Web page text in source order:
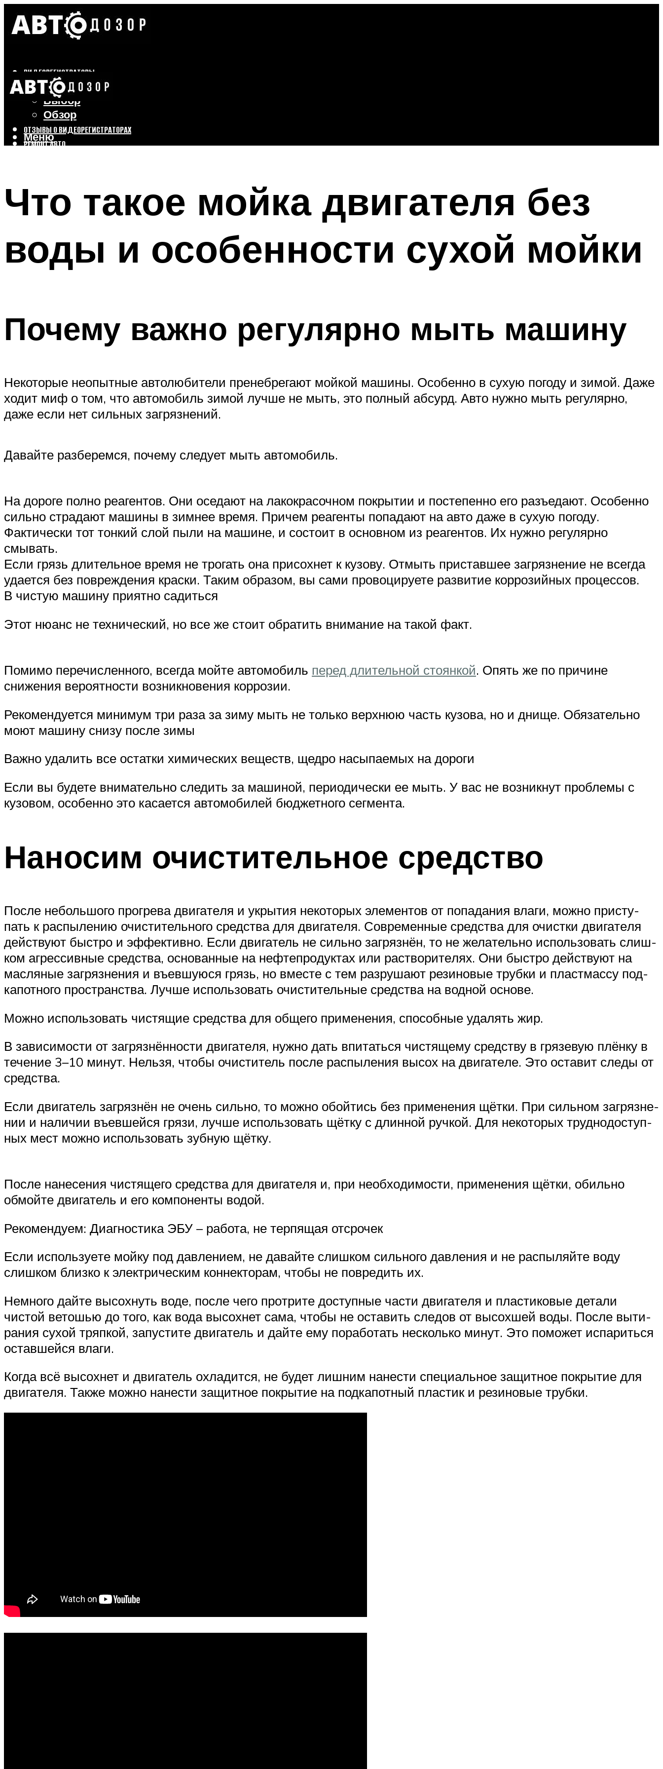
ВИДЕОРЕГИСТРАТОРЫ
Бренды
Выбор
Обзор
ОТЗЫВЫ О ВИДЕОРЕГИСТРАТОРАХ
РЕМОНТ АВТО
Меню
Меню
Что такое мойка двигателя без
воды и особенности сухой мойки
Почему важно регулярно мыть машину
Некоторые неопытные автолюбители пренебрегают мойкой машины. Особенно в сухую погоду и зимой. Даже
ходит миф о том, что автомобиль зимой лучше не мыть, это полный абсурд. Авто нужно мыть регулярно,
даже если нет сильных загрязнений.
Давайте разберемся, почему следует мыть автомобиль.
На дороге полно реагентов. Они оседают на лакокрасочном покрытии и постепенно его разъедают. Особенно
сильно страдают машины в зимнее время. Причем реагенты попадают на авто даже в сухую погоду.
Фактически тот тонкий слой пыли на машине, и состоит в основном из реагентов. Их нужно регулярно
смывать.
Если грязь длительное время не трогать она присохнет к кузову. Отмыть приставшее загрязнение не всегда
удается без повреждения краски. Таким образом, вы сами провоцируете развитие коррозийных процессов.
В чистую машину приятно садиться
Этот нюанс не технический, но все же стоит обратить внимание на такой факт.
Помимо перечисленного, всегда мойте автомобиль перед длительной стоянкой. Опять же по причине
снижения вероятности возникновения коррозии.
Рекомендуется минимум три раза за зиму мыть не только верхнюю часть кузова, но и днище. Обязательно
моют машину снизу после зимы
Важно удалить все остатки химических веществ, щедро насыпаемых на дороги
Если вы будете внимательно следить за машиной, периодически ее мыть. У вас не возникнут проблемы с
кузовом, особенно это касается автомобилей бюджетного сегмента.
Наносим очистительное средство
После неболь­шо­го про­гре­ва дви­га­те­ля и укры­тия неко­то­рых эле­мен­тов от попа­да­ния вла­ги, мож­но при­сту­
пать к рас­пы­ле­нию очи­сти­тель­но­го сред­ства для дви­га­те­ля. Совре­мен­ные сред­ства для очист­ки дви­га­те­ля
дей­ству­ют быст­ро и эффек­тив­но. Если дви­га­тель не силь­но загряз­нён, то не жела­тель­но исполь­зо­вать слиш­
ком агрес­сив­ные сред­ства, осно­ван­ные на неф­те­про­дук­тах или рас­тво­ри­те­лях. Они быст­ро дей­ству­ют на
мас­ля­ные загряз­не­ния и въев­шу­ю­ся грязь, но вме­сте с тем раз­ру­ша­ют рези­но­вые труб­ки и пласт­мас­су под­
ка­пот­но­го про­стран­ства. Луч­ше исполь­зо­вать очи­сти­тель­ные сред­ства на вод­ной осно­ве.
Мож­но исполь­зо­вать чистя­щие сред­ства для обще­го при­ме­не­ния, спо­соб­ные уда­лять жир.
В зави­си­мо­сти от загряз­нён­но­сти дви­га­те­ля, нуж­но дать впи­тать­ся чистя­ще­му сред­ству в гря­зе­вую плён­ку в
тече­ние 3–10 минут. Нель­зя, что­бы очи­сти­тель после рас­пы­ле­ния высох на дви­га­те­ле. Это оста­вит сле­ды от
сред­ства.
Если дви­га­тель загряз­нён не очень силь­но, то мож­но обой­тись без при­ме­не­ния щёт­ки. При силь­ном загряз­не­
нии и нали­чии въев­шей­ся гря­зи, луч­ше исполь­зо­вать щёт­ку с длин­ной руч­кой. Для неко­то­рых труд­но­до­ступ­
ных мест мож­но исполь­зо­вать зуб­ную щёт­ку.
После нане­се­ния чистя­ще­го сред­ства для дви­га­те­ля и, при необ­хо­ди­мо­сти, при­ме­не­ния щёт­ки, обиль­но
обмой­те дви­га­тель и его ком­по­нен­ты водой.
Рекомендуем: Диагностика ЭБУ – работа, не терпящая отсрочек
Если исполь­зу­е­те мой­ку под дав­ле­ни­ем, не давай­те слиш­ком силь­но­го дав­ле­ния и не рас­пы­ляй­те воду
слиш­ком близ­ко к элек­три­че­ским кон­нек­то­рам, что­бы не повре­дить их.
Немно­го дай­те высох­нуть воде, после чего про­три­те доступ­ные части дви­га­те­ля и пла­сти­ко­вые дета­ли
чистой вето­шью до того, как вода высох­нет сама, что­бы не оста­вить сле­дов от высох­шей воды. После выти­
ра­ния сухой тряп­кой, запу­сти­те дви­га­тель и дай­те ему пора­бо­тать несколь­ко минут. Это помо­жет испа­рить­ся
остав­шей­ся вла­ги.
Когда всё высох­нет и дви­га­тель охла­дит­ся, не будет лиш­ним нане­сти спе­ци­аль­ное защит­ное покры­тие для
дви­га­те­ля. Так­же мож­но нане­сти защит­ное покры­тие на под­ка­пот­ный пла­стик и рези­но­вые труб­ки.